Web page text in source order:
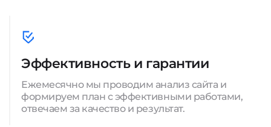
Эффективность и гарантии
Ежемесячно мы проводим анализ сайта и
формируем план с эффективными работами,
отвечаем за качество и результат.